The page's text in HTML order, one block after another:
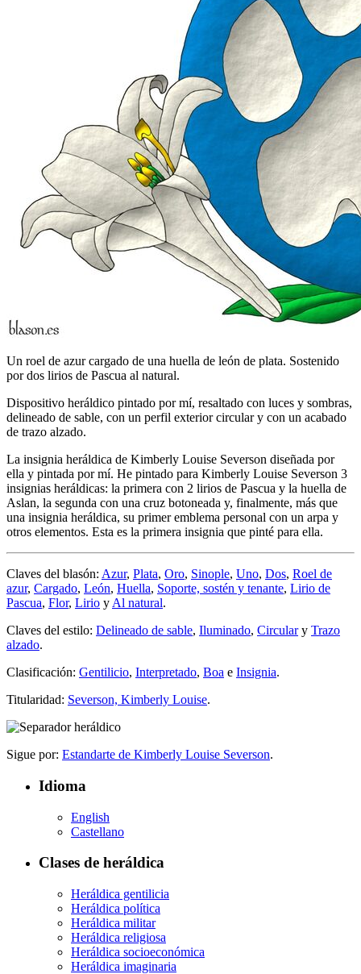
Un roel de azur cargado de una huella de león de plata. Sostenido
por dos lirios de Pascua al natural.
Dispositivo heráldico pintado por mí, resaltado con luces y sombras,
delineado de sable, con un perfil exterior circular y con un acabado
de trazo alzado.
La insignia heráldica de Kimberly Louise Severson diseñada por
ella y pintada por mí. He pintado para Kimberly Louise Severson 3
insignias heráldicas: la primera con 2 lirios de Pascua y la huella de
Aslan, la segunda con una cruz botoneada y, finalmente, más que
una insignia heráldica, su primer emblema personal con un arpa y
otros elementos. Esta es la primera insignia que pinté para ella.
Claves del blasón: Azur, Plata, Oro, Sinople, Uno, Dos, Roel de
azur, Cargado, León, Huella, Soporte, sostén y tenante, Lirio de
Pascua, Flor, Lirio y Al natural.
Claves del estilo: Delineado de sable, Iluminado, Circulary Trazo
alzado.
Clasificación: Gentilicio, Interpretado, Boa e Insignia.
Titularidad: Severson, Kimberly Louise.
Sigue por: Estandarte de Kimberly Louise Severson.
Idioma
English
Castellano
Clases de heráldica
Heráldica gentilicia
Heráldica política
Heráldica militar
Heráldica religiosa
Heráldica socioeconómica
Heráldica imaginaria